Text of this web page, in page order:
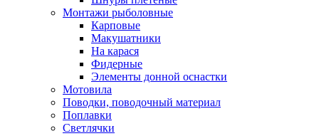
Монтажи рыболовные
Карповые
Макушатники
На карася
Фидерные
Элементы донной оснастки
Мотовила
Поводки, поводочный материал
Поплавки
Светлячки